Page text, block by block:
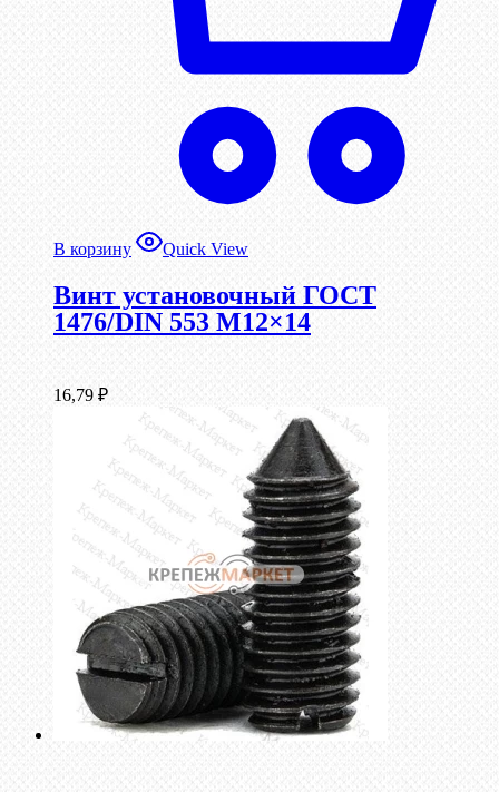
В корзину Quick View
Винт установочный ГОСТ
1476/DIN 553 М12×14
16,79 ₽